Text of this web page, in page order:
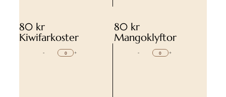
80 kr
Kiwifarkoster
- +
80 kr
Mangoklyftor
- +